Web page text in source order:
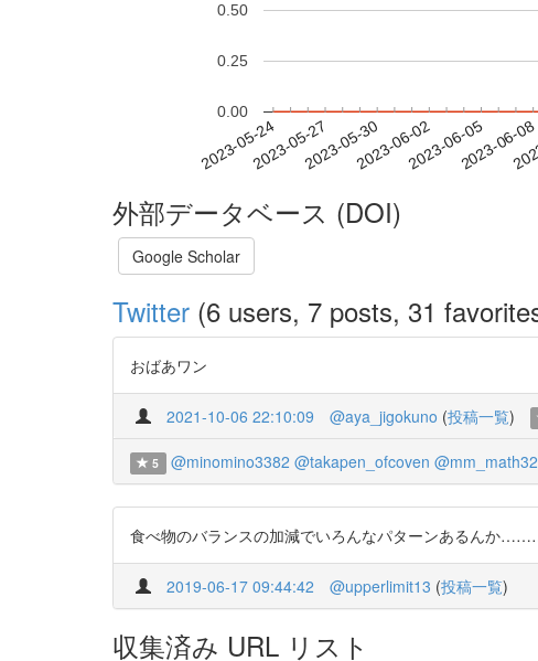
2023-05-242023-05-272023-05-302023-06-022023-06-052023-06-08
0.00
0.25
0.50
外部データベース (DOI)
Google Scholar
Twitter (6 users, 7 posts, 31
おばあワン
2021-10-06 22:10:09 @aya_jigokuno (投稿一覧)
5 @minomino3382 @takapen_ofcoven @mm_math32
食べ物のバランスの加減でいろんなパターンあるんか
2019-06-17 09:44:42 @upperlimit13 (投稿一覧)
収集済み URL リスト